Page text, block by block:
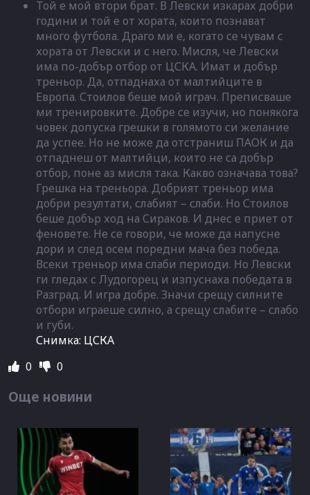
Той е мой втори брат. В Левски изкарах добри
години и той е от хората, които познават
много футбола. Драго ми е, когато се чувам с
хората от Левски и с него. Мисля, че Левски
има по-добър отбор от ЦСКА. Имат и добър
треньор. Да, отпаднаха от малтийците в
Европа. Стоилов беше мой играч. Преписваше
ми тренировките. Добре се изучи, но понякога
човек допуска грешки в голямото си желание
да успее. Но не може да отстраниш ПАОК и да
отпаднеш от малтийци, които не са добър
отбор, поне аз мисля така. Какво означава това?
Грешка на треньора. Добрият треньор има
добри резултати, слабият – слаби. Но Стоилов
беше добър ход на Сираков. И днес е приет от
феновете. Не се говори, че може да напусне
дори и след осем поредни мача без победа.
Всеки треньор има слаби периоди. Но Левски
ги гледах с Лудогорец и изпуснаха победата в
Разград. И игра добре. Значи срещу силните
отбори играеше силно, а срещу слабите – слабо
и губи.
Снимка: ЦСКА
0
0
Още новини